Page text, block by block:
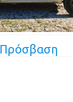
Πρόσβαση